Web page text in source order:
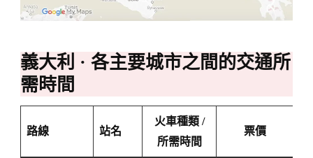
義大利 · 各主要城市之間的交通所
需時間
路線 站名
火車種類 /
所需時間
票價